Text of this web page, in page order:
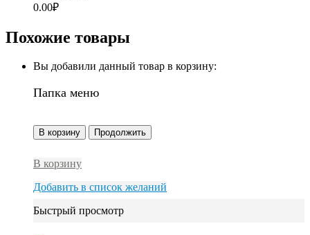
0.00₽
Похожие товары
Вы добавили данный товар в корзину:
Папка меню
В корзину Продолжить
В корзину
Добавить в список желаний
Быстрый просмотр